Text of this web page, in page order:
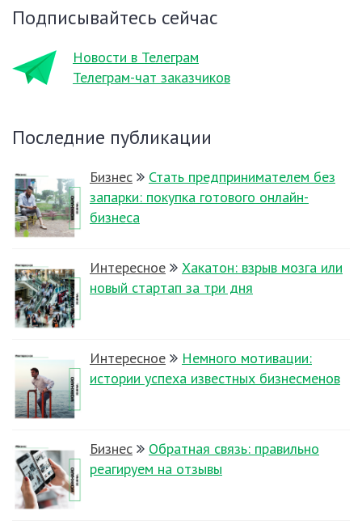
Подписывайтесь сейчас
Новости в Телеграм
Телеграм-чат заказчиков
Последние публикации
Бизнес
Стать предпринимателем без
запарки: покупка готового онлайн-
бизнеса
Интересное
Хакатон: взрыв мозга или
новый стартап за три дня
Интересное
Немного мотивации:
истории успеха известных бизнесменов
Бизнес
Обратная связь: правильно
реагируем на отзывы